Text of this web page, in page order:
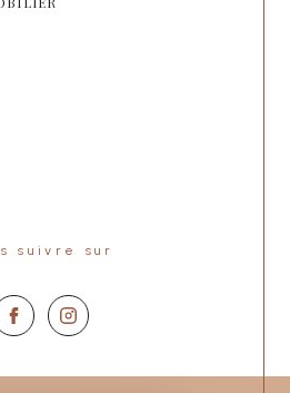
suivre sur